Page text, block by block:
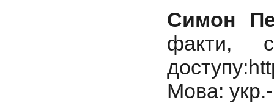
Симон
факти,
Мова: